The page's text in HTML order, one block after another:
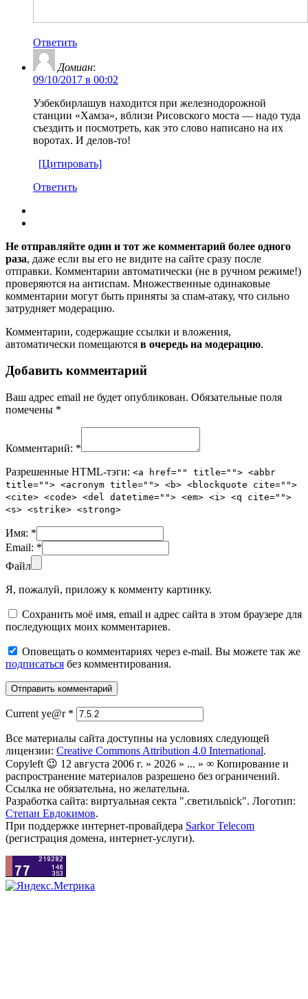
Ответить
Домиан:
09/10/2017 в 00:02
Узбекбирлашув находится при железнодорожной
станции «Хамза», вблизи Рисовского моста — надо туда
съездить и посмотреть, как это слово написано на их
воротах. И делов-то!
[Цитировать]
Ответить
Не отправляйте один и тот же комментарий более одного
раза, даже если вы его не видите на сайте сразу после
отправки. Комментарии автоматически (не в ручном режиме!)
проверяются на антиспам. Множественные одинаковые
комментарии могут быть приняты за спам-атаку, что сильно
затрудняет модерацию.
Комментарии, содержащие ссылки и вложения,
автоматически помещаются в очередь на модерацию.
Добавить комментарий
Ваш адрес email не будет опубликован. Обязательные поля
помечены *
Комментарий: *
Разрешенные HTML-тэги: <a href="" title=""> <abbr
title=""> <acronym title=""> <b> <blockquote cite="">
<cite> <code> <del datetime=""> <em> <i> <q cite="">
<s> <strike> <strong>
Имя: *
Email: *
Файл
Я, пожалуй, приложу к комменту картинку.
Сохранить моё имя, email и адрес сайта в этом браузере для
последующих моих комментариев.
Оповещать о комментариях через e-mail. Вы можете так же
подписаться без комментирования.
Current ye@r *
Все материалы сайта доступны на условиях следующей
лицензии: Creative Commons Attribution 4.0 International.
Copyleft 😉 12 августа 2006 г. » 2026 » ... » ∞ Копирование и
распространение материалов разрешено без ограничений.
Ссылка не обязательна, но желательна.
Разработка сайта: виртуальная секта ".светильnick". Логотип:
Степан Евдокимов.
При поддержке интернет-провайдера Sarkor Telecom
(регистрация домена, интернет-услуги).